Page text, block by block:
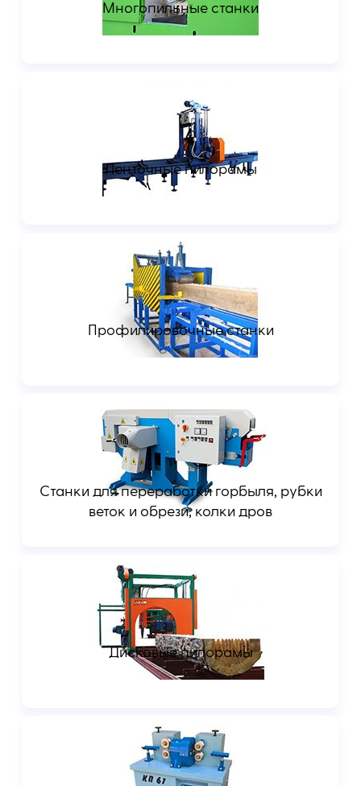
Многопильные станки
Ленточные пилорамы
Профилировочные станки
Станки для переработки горбыля, рубки
веток и обрези, колки дров
Дисковые пилорамы